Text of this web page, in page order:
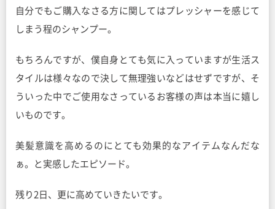
自分でもご購入なさる方に関してはプレッシャーを感じて
しまう程のシャンプー。
もちろんですが、僕自身とても気に入っていますが生活ス
タイルは様々なので決して無理強いなどはせずですが、そ
ういった中でご使用なさっているお客様の声は本当に嬉し
いものです。
美髪意識を高めるのにとても効果的なアイテムなんだな
ぁ。と実感したエピソード。
残り2日、更に高めていきたいです。